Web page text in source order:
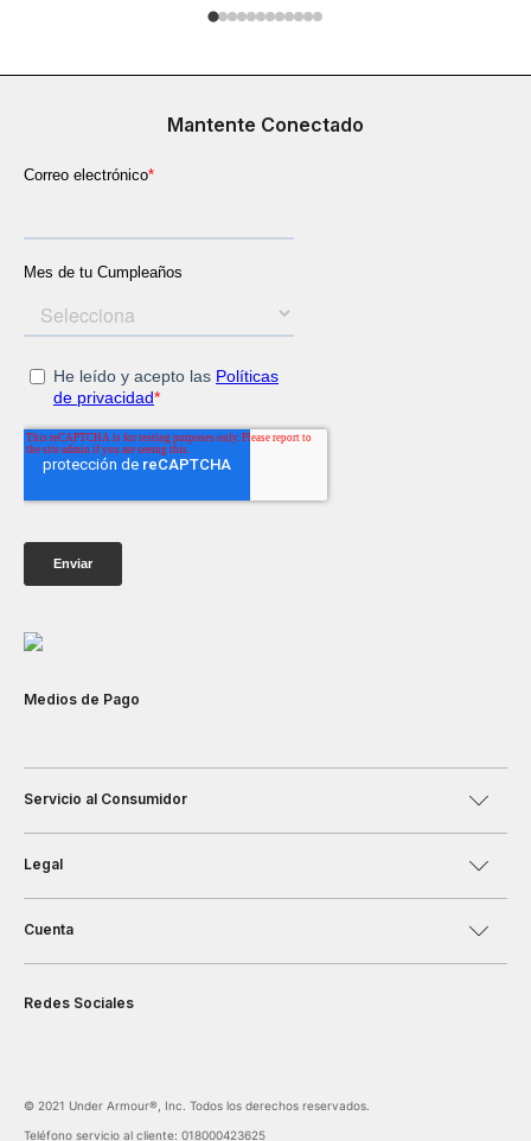
Mantente Conectado
Medios de Pago
Servicio al Consumidor
Legal
Cuenta
Redes Sociales
©️ 2021 Under Armour®️, Inc. Todos los derechos reservados.
Teléfono servicio al cliente: 018000423625